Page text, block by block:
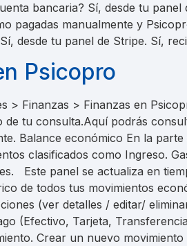
bancaria? Sí, desde tu
pagadas manualmente y
desde tu panel de Stripe. Sí,
Psicopro
> Finanzas > Finanzas en
tu consulta.Aquí podrás
Balance económico En la
clasificados como Ingreso.
Este panel se actualiza en
de todos tus movimientos
(ver detalles / editar/
(Efectivo, Tarjeta,
Crear un nuevo